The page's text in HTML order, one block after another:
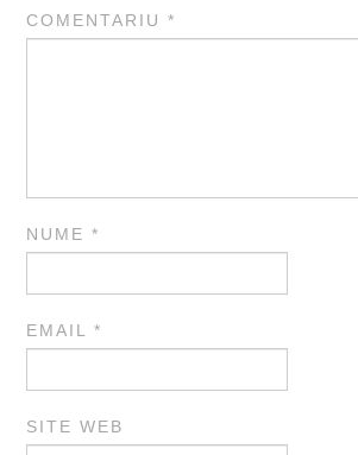
COMENTARIU*
NUME*
EMAIL*
SITE WEB